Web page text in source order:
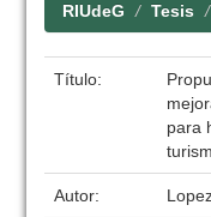
RIUdeG Tesis
Título:
para
Autor: